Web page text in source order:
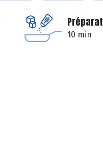
10 min